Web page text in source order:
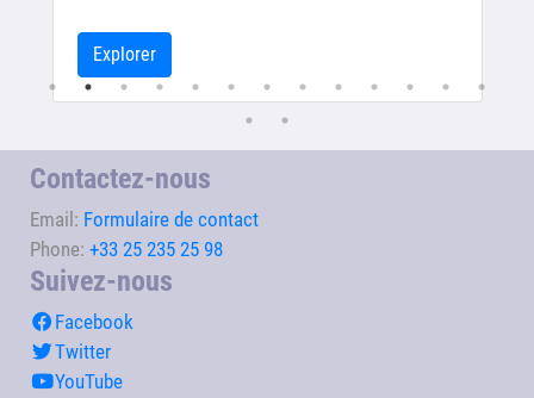
Explorer
Contactez-nous
Email: Formulaire de contact
Phone: +33 25 235 25 98
Suivez-nous
Facebook
Twitter
YouTube